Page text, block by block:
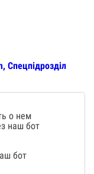
Спецпiдроздiл
о нем
наш бот
бот